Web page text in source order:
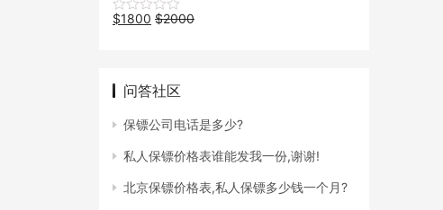
$1800 $2000
问答社区
保镖公司电话是多少?
私人保镖价格表谁能发我一份,谢谢!
北京保镖价格表,私人保镖多少钱一个月?